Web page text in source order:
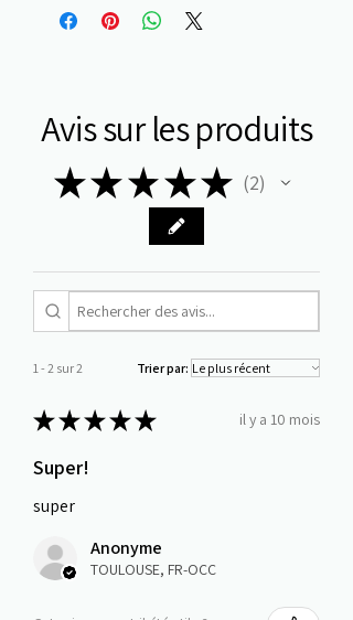
Avis sur les produits
★★ ★ ★★ 2
2
1 - 2 sur 2 Trier par:
★★★★★ il y a 10 mois
Super!
super
Anonyme
TOULOUSE, FR-OCC